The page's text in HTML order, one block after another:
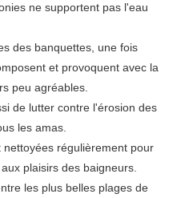
ne supportent pas l'eau
des banquettes, une fois
et provoquent avec la
peu agréables.
de lutter contre l'érosion des
les amas.
régulièrement pour
plaisirs des baigneurs.
les plus belles plages de